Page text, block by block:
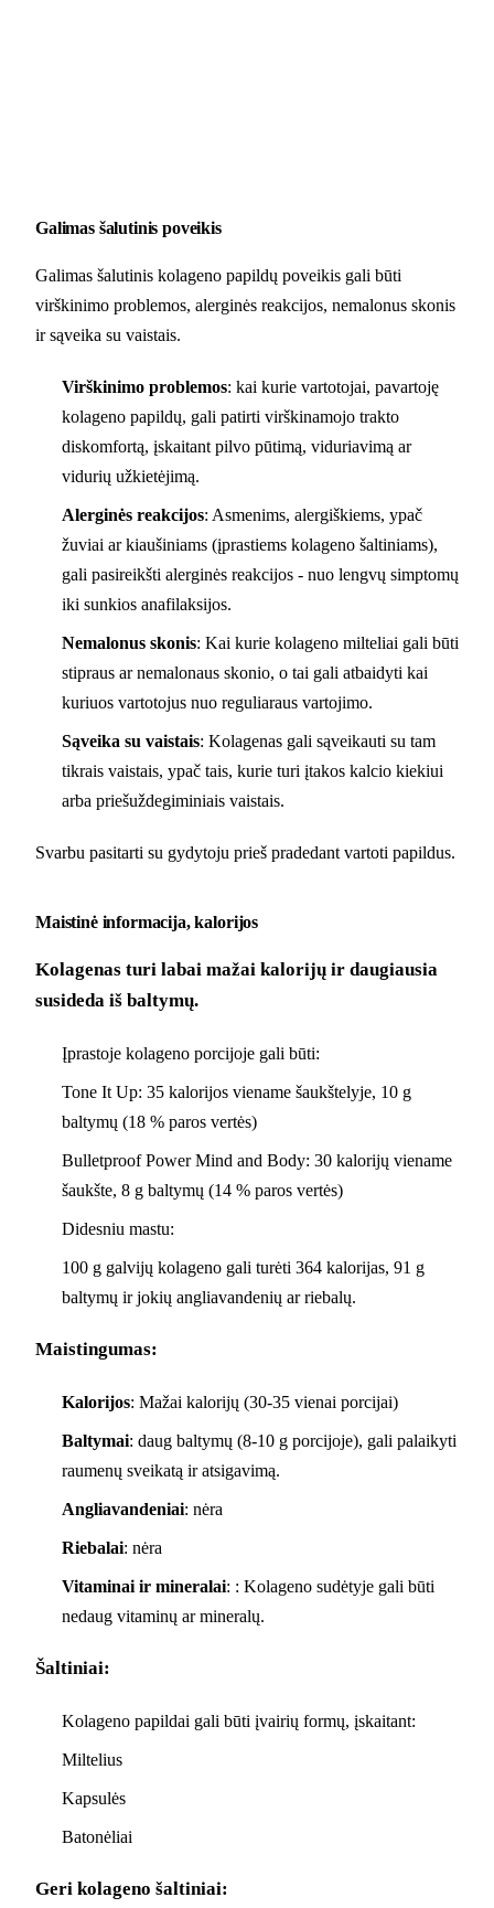
Galimas šalutinis poveikis
Galimas šalutinis kolageno papildų poveikis gali būti
virškinimo problemos, alerginės reakcijos, nemalonus skonis
ir sąveika su vaistais.
Virškinimo problemos: kai kurie vartotojai, pavartoję
kolageno papildų, gali patirti virškinamojo trakto
diskomfortą, įskaitant pilvo pūtimą, viduriavimą ar
vidurių užkietėjimą.
Alerginės reakcijos: Asmenims, alergiškiems, ypač
žuviai ar kiaušiniams (įprastiems kolageno šaltiniams),
gali pasireikšti alerginės reakcijos - nuo lengvų simptomų
iki sunkios anafilaksijos.
Nemalonus skonis: Kai kurie kolageno milteliai gali būti
stipraus ar nemalonaus skonio, o tai gali atbaidyti kai
kuriuos vartotojus nuo reguliaraus vartojimo.
Sąveika su vaistais: Kolagenas gali sąveikauti su tam
tikrais vaistais, ypač tais, kurie turi įtakos kalcio kiekiui
arba priešuždegiminiais vaistais.
Svarbu pasitarti su gydytoju prieš pradedant vartoti papildus.
Maistinė informacija, kalorijos
Kolagenas turi labai mažai kalorijų ir daugiausia
susideda iš baltymų.
Įprastoje kolageno porcijoje gali būti:
Tone It Up: 35 kalorijos viename šaukštelyje, 10 g
baltymų (18 % paros vertės)
Bulletproof Power Mind and Body: 30 kalorijų viename
šaukšte, 8 g baltymų (14 % paros vertės)
Didesniu mastu:
100 g galvijų kolageno gali turėti 364 kalorijas, 91 g
baltymų ir jokių angliavandenių ar riebalų.
Maistingumas:
Kalorijos: Mažai kalorijų (30-35 vienai porcijai)
Baltymai: daug baltymų (8-10 g porcijoje), gali palaikyti
raumenų sveikatą ir atsigavimą.
Angliavandeniai: nėra
Riebalai: nėra
Vitaminai ir mineralai: : Kolageno sudėtyje gali būti
nedaug vitaminų ar mineralų.
Šaltiniai:
Kolageno papildai gali būti įvairių formų, įskaitant:
Miltelius
Kapsulės
Batonėliai
Geri kolageno šaltiniai: